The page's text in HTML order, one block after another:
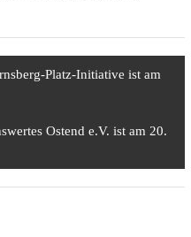
Platz-Initiative ist am
Ostend e.V. ist am 20.